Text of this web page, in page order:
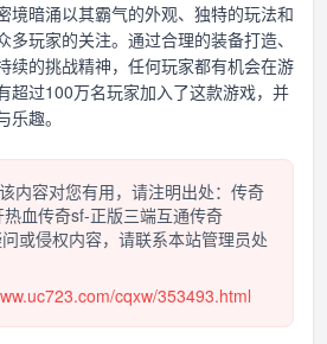
境暗涌以其霸气的外观、独特的玩法和
玩家的关注。通过合理的装备打造、
续的挑战精神，任何玩家都有机会在游
超过100万名玩家加入了这款游戏，并
趣。
内容对您有用，请注明出处：传奇
血传奇sf-正版三端互通传奇
或侵权内容，请联系本站管理员处
cqxw/353493.html